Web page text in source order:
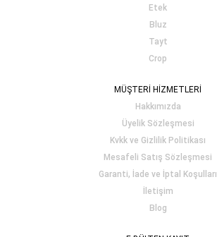
Etek
Bluz
Tayt
Crop
MÜŞTERİ HİZMETLERİ
Hakkımızda
Üyelik Sözleşmesi
Kvkk ve Gizlilik Politikası
Mesafeli Satış Sözleşmesi
Garanti, İade ve İptal Koşulları
İletişim
Blog